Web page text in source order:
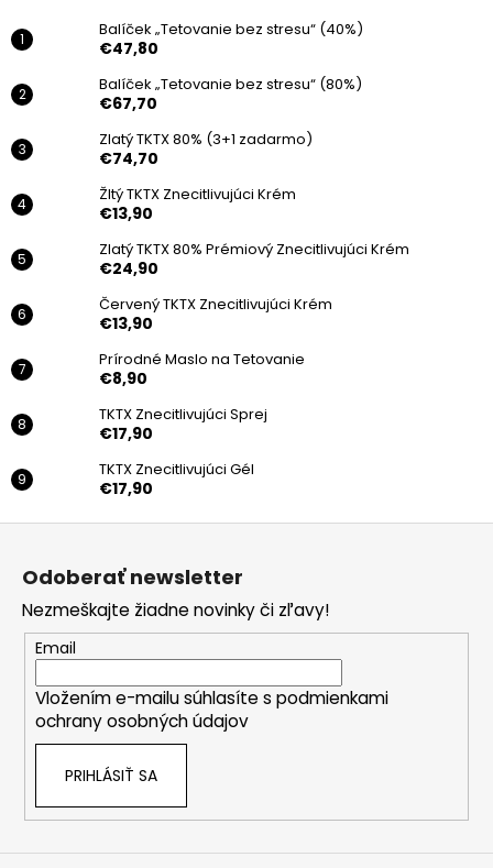
Balíček „Tetovanie bez stresu“ (40%)
€47,80
Balíček „Tetovanie bez stresu“ (80%)
€67,70
Zlatý TKTX 80% (3+1 zadarmo)
€74,70
Žltý TKTX Znecitlivujúci Krém
€13,90
Zlatý TKTX 80% Prémiový Znecitlivujúci Krém
€24,90
Červený TKTX Znecitlivujúci Krém
€13,90
Prírodné Maslo na Tetovanie
€8,90
TKTX Znecitlivujúci Sprej
€17,90
TKTX Znecitlivujúci Gél
€17,90
Z
Odoberať newsletter
Nezmeškajte žiadne novinky či zľavy!
Email
Vložením e-mailu súhlasíte s podmienkami
ochrany osobných údajov
PRIHLÁSIŤ SA